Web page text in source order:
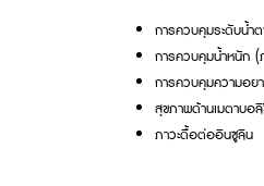
การควบคุมระดับน้ำต
การควบคุมน้ำหนัก (
การควบคุมความอย
สุขภาพด้านเมตาบอ
ภาวะดื้อต่ออินซูลิน